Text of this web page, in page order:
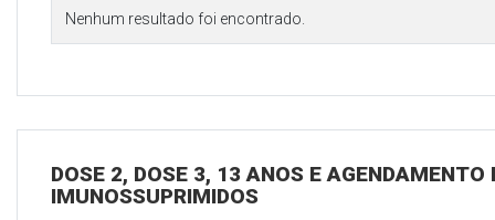
Nenhum resultado foi encontrado.
DOSE 2, DOSE 3, 13 ANOS E
IMUNOSSUPRIMIDOS